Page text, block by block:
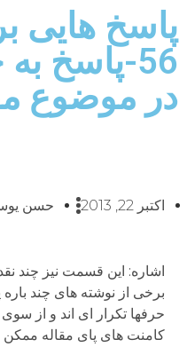
پاسخ هایی
56-پاسخ
در موضوع
اکتبر 22, 2013 حسن
اشاره: این قسمت نیز چند
برخی از نوشته های چند
حرفها تکرار ای اند و از
کامنت های پای مقاله